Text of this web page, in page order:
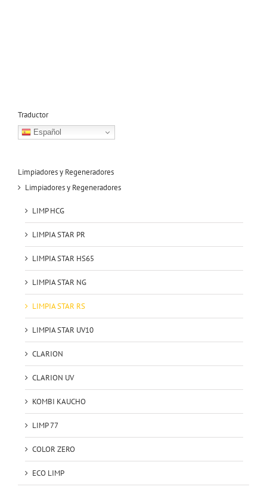
Traductor
Español
Limpiadores y Regeneradores
Limpiadores y Regeneradores
LIMP HCG
LIMPIA STAR PR
LIMPIA STAR HS65
LIMPIA STAR NG
LIMPIA STAR RS
LIMPIA STAR UV10
CLARION
CLARION UV
KOMBI KAUCHO
LIMP 77
COLOR ZERO
ECO LIMP